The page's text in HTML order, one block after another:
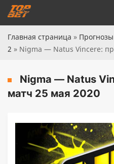
Главная страница »
2 » Nigma — Natus Vincere:
Nigma — Natus
матч 25 мая 2020